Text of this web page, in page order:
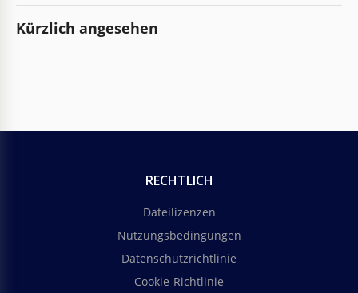
Kürzlich angesehen
RECHTLICH
Dateilizenzen
Nutzungsbedingungen
Datenschutzrichtlinie
Cookie-Richtlinie